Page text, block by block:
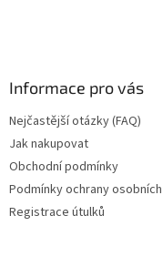
Informace pro vás
Nejčastější otázky (FAQ)
Jak nakupovat
Obchodní podmínky
Podmínky ochrany
Registrace útulků